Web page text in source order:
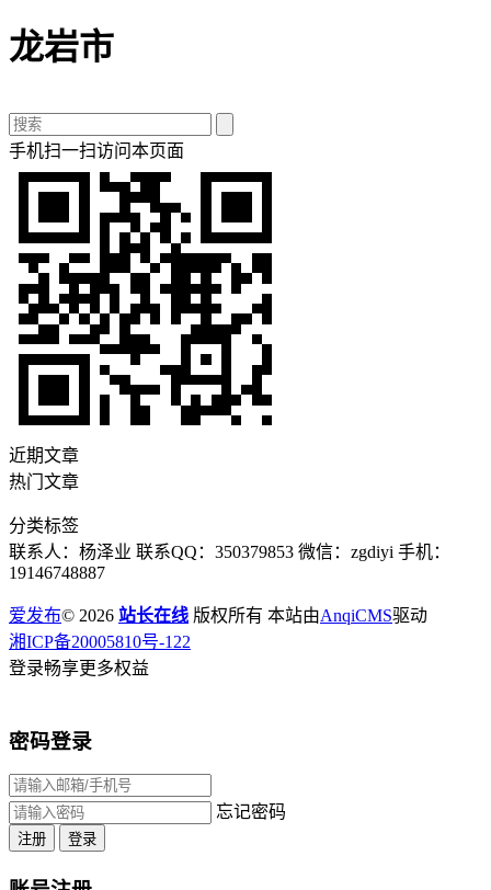
龙岩市
手机扫一扫访问本页面
近期文章
热门文章
分类标签
联系人：杨泽业 联系QQ：350379853 微信：zgdiyi 手机：
19146748887
爱发布© 2026 站长在线 版权所有 本站由AnqiCMS驱动
湘ICP备20005810号-122
登录畅享更多权益
密码登录
忘记密码
注册 登录